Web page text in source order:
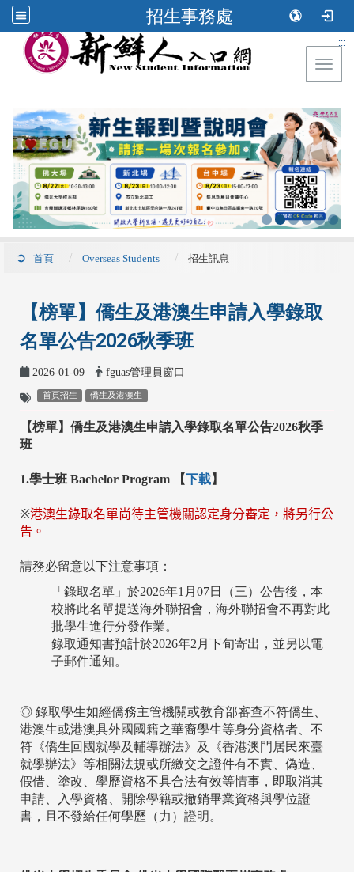
招生事務處
:::
首頁 Overseas Students 招生訊息
【榜單】僑生及港澳生申請入學錄取
名單公告2026秋季班
2026-01-09 fguas管理員窗口
首頁招生 僑生及港澳生
【榜單】僑生及港澳生申請入學錄取名單公告2026秋季
班
1.學士班 Bachelor Program 【下載】
※港澳生錄取名單尚待主管機關認定身分審定，將另行公
告。
請務必留意以下注意事項：
「錄取名單」於2026年1月07日（三）公告後，本
校將此名單提送海外聯招會，海外聯招會不再對此
批學生進行分發作業。
錄取通知書預計於2026年2月下旬寄出，並另以電
子郵件通知。
◎ 錄取學生如經僑務主管機關或教育部審查不符僑生、
港澳生或港澳具外國國籍之華裔學生等身分資格者、不
符《僑生回國就學及輔導辦法》及《香港澳門居民來臺
就學辦法》等相關法規或所繳交之證件有不實、偽造、
假借、塗改、學歷資格不具合法有效等情事，即取消其
申請、入學資格、開除學籍或撤銷畢業資格與學位證
書，且不發給任何學歷（力）證明。